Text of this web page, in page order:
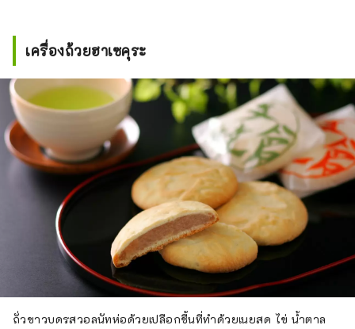
เครื่องถ้วยฮาเซคุระ
ถั่วขาวบดรสวอลนัทห่อด้วยเปลือกชื้นที่ทำด้วยเนยสด ไข่ น้ำตาล